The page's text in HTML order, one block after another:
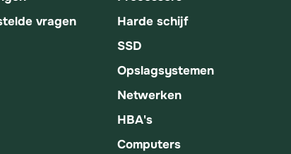
vragen
Harde schijf
SSD
Opslagsystemen
Netwerken
HBA's
Computers